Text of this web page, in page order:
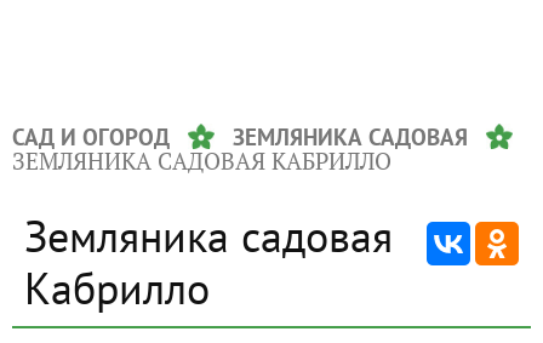
САД И ОГОРОД ЗЕМЛЯНИКА САДОВАЯ
ЗЕМЛЯНИКА САДОВАЯ КАБРИЛЛО
Земляника садовая
Кабрилло